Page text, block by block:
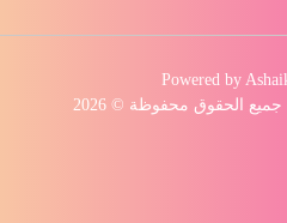
Powered by
جميع الحقوق محفوظة © 2026